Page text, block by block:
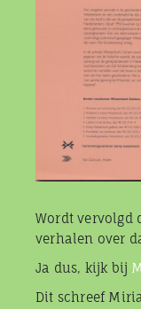
Wordt vervolgd
verhalen over
Ja dus, kijk bij
Dit schreef